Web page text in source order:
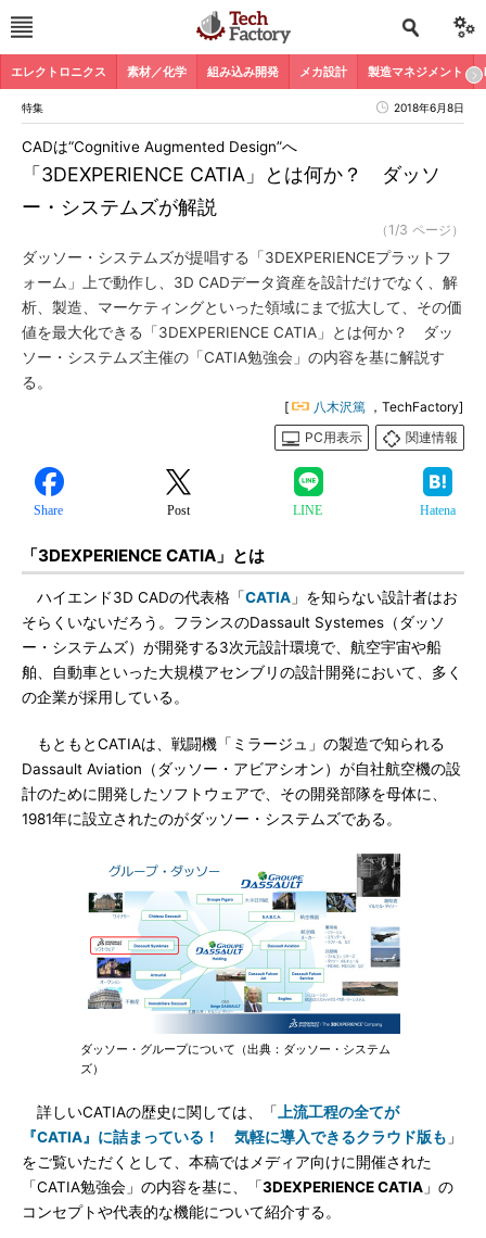
エレクトロニクス 素材／化学 組み込み開発 メカ設計 製造マネジメント
特集 2018年6月8日
「3DEXPERIENCE CATIA」とは何か？ ダッソ
ー・システムズが解説
CADは“Cognitive Augmented Design”へ
（1/3 ページ）
ダッソー・システムズが提唱する「3DEXPERIENCEプラットフ
ォーム」上で動作し、3D CADデータ資産を設計だけでなく、解
析、製造、マーケティングといった領域にまで拡大して、その価
値を最大化できる「3DEXPERIENCE CATIA」とは何か？ ダッ
ソー・システムズ主催の「CATIA勉強会」の内容を基に解説す
る。
[ 八木沢篤 ，TechFactory]
PC用表示
関連情報
Share Post LINE Hatena
「3DEXPERIENCE CATIA」とは
ハイエンド3D CADの代表格「CATIA 」を知らない設計者はお
そらくいないだろう。フランスのDassault Systemes（ダッソ
ー・システムズ）が開発する3次元設計環境で、航空宇宙や船
舶、自動車といった大規模アセンブリの設計開発において、多く
の企業が採用している。
もともとCATIAは、戦闘機「ミラージュ」の製造で知られる
Dassault Aviation（ダッソー・アビアシオン）が自社航空機の設
計のために開発したソフトウェアで、その開発部隊を母体に、
1981年に設立されたのがダッソー・システムズである。
ダッソー・グループについて（出典：ダッソー・システム
ズ）
詳しいCATIAの歴史に関しては、「
上流工程の全てが
『CATIA』に詰まっている！ 気軽に導入できるクラウド版も 」
をご覧いただくとして、本稿ではメディア向けに開催された
「CATIA勉強会」の内容を基に、「3DEXPERIENCE CATIA 」の
コンセプトや代表的な機能について紹介する。